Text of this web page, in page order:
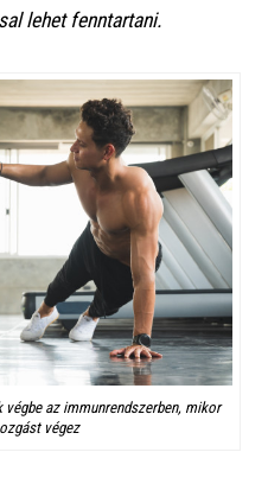
lehet fenntartani.
az immunrendszerben, mikor
végez